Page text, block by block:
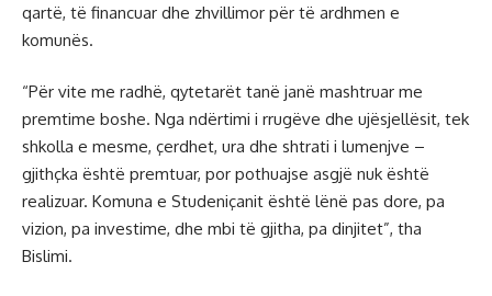
qartë, të financuar dhe zhvillimor për të ardhmen e
komunës.
“Për vite me radhë, qytetarët tanë janë mashtruar me
premtime boshe. Nga ndërtimi i rrugëve dhe ujësjellësit, tek
shkolla e mesme, çerdhet, ura dhe shtrati i lumenjve –
gjithçka është premtuar, por pothuajse asgjë nuk është
realizuar. Komuna e Studeniçanit është lënë pas dore, pa
vizion, pa investime, dhe mbi të gjitha, pa dinjitet”, tha
Bislimi.